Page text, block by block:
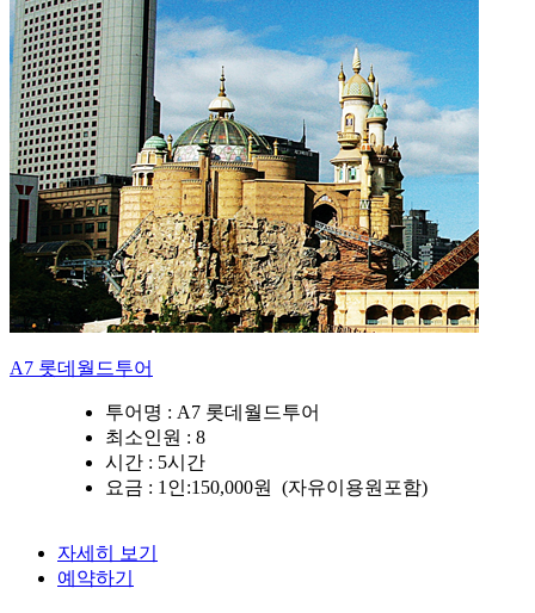
A7 롯데월드투어
투어명 : A7 롯데월드투어
최소인원 : 8
시간 : 5시간
요금 : 1인:150,000원 (자유이용원포함)
자세히 보기
예약하기